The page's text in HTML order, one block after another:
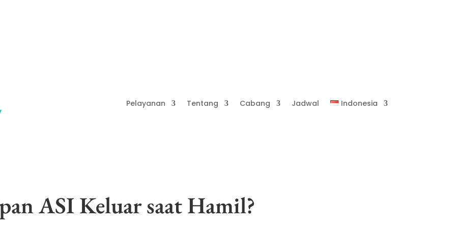
Pelayanan Tentang Cabang Jadwal Indonesia
ASI Keluar saat Hamil?